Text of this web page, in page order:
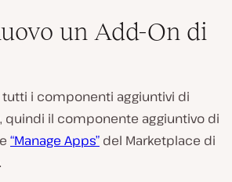
un Add-On di
i componenti aggiuntivi di
quindi il componente aggiuntivo di
“Manage Apps” del Marketplace di